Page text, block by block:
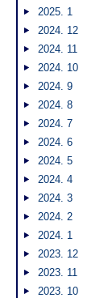
2025. 1
2024. 12
2024. 11
2024. 10
2024. 9
2024. 8
2024. 7
2024. 6
2024. 5
2024. 4
2024. 3
2024. 2
2024. 1
2023. 12
2023. 11
2023. 10